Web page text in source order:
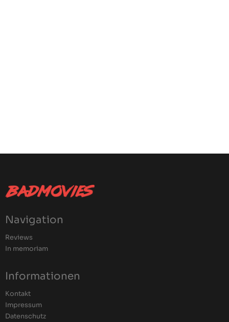
Navigation
Reviews
In memoriam
Informationen
Kontakt
Impressum
Datenschutz